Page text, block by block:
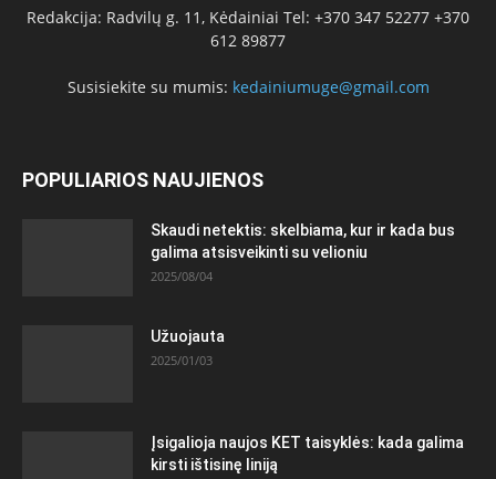
Redakcija: Radvilų g. 11, Kėdainiai Tel: +370 347 52277 +370
612 89877
Susisiekite su mumis: kedainiumuge@gmail.com
POPULIARIOS NAUJIENOS
Skaudi netektis: skelbiama, kur ir kada bus
galima atsisveikinti su velioniu
2025/08/04
Užuojauta
2025/01/03
Įsigalioja naujos KET taisyklės: kada galima
kirsti ištisinę liniją